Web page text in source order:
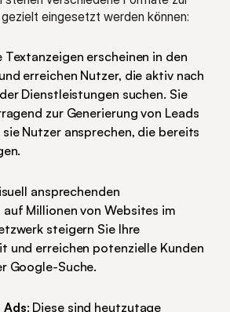
eingesetzt werden können:
Textanzeigen erscheinen in den
erreichen Nutzer, die aktiv nach
Dienstleistungen suchen. Sie
zur Generierung von Leads
Nutzer ansprechen, die bereits
ansprechenden
Millionen von Websites im
steigern Sie Ihre
und erreichen potenzielle Kunden
Google-Suche.
Ads: Diese sind heutzutage